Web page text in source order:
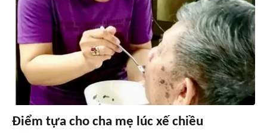
Điểm tựa cho cha mẹ lúc xế chiều